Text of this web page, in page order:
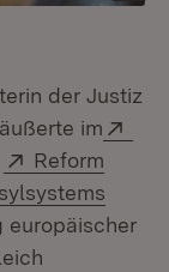
der Justiz
im
Extern:
Reform
europäischer